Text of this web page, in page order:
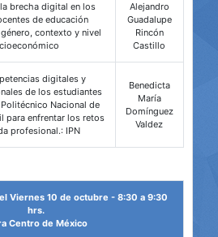
brecha digital en los
de educación
contexto y nivel
Alejandro
Guadalupe
Rincón
Castillo
digitales y
de los estudiantes
Nacional de
para enfrentar los retos
profesional.: IPN
Benedicta
María
Domínguez
Valdez
Viernes 10 de octubre - 8:30 a 9:30
hrs.
Centro de México